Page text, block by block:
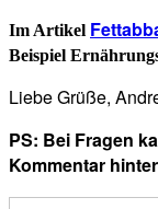
Im Artikel
Beispiel
Liebe Grüße,
PS: Bei Fragen
Kommentar